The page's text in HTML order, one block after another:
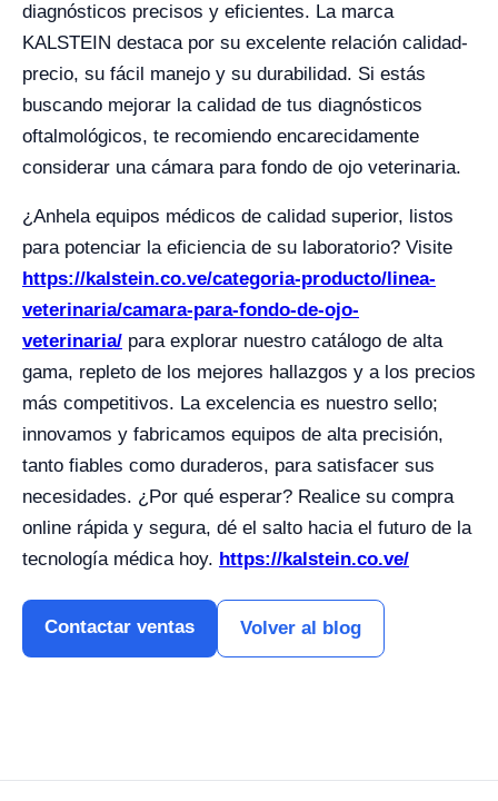
diagnósticos precisos y eficientes. La marca
KALSTEIN destaca por su excelente relación calidad-
precio, su fácil manejo y su durabilidad. Si estás
buscando mejorar la calidad de tus diagnósticos
oftalmológicos, te recomiendo encarecidamente
considerar una cámara para fondo de ojo veterinaria.
¿Anhela equipos médicos de calidad superior, listos
para potenciar la eficiencia de su laboratorio? Visite
https://kalstein.co.ve/categoria-producto/linea-
veterinaria/camara-para-fondo-de-ojo-
veterinaria/ para explorar nuestro catálogo de alta
gama, repleto de los mejores hallazgos y a los precios
más competitivos. La excelencia es nuestro sello;
innovamos y fabricamos equipos de alta precisión,
tanto fiables como duraderos, para satisfacer sus
necesidades. ¿Por qué esperar? Realice su compra
online rápida y segura, dé el salto hacia el futuro de la
tecnología médica hoy. https://kalstein.co.ve/
Contactar ventas Volver al blog